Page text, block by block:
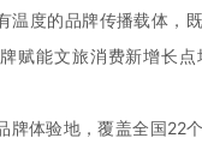
温度的品牌传播载体，
赋能文旅消费新增长
体验地，覆盖全国22